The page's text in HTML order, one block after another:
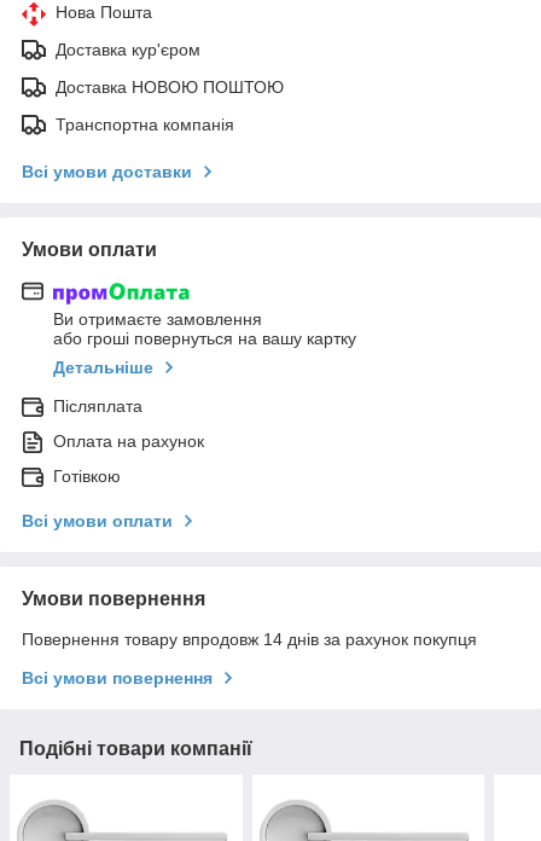
Нова Пошта
Доставка кур'єром
Доставка НОВОЮ ПОШТОЮ
Транспортна компанія
Всі умови доставки
Умови оплати
Ви отримаєте замовлення
або гроші повернуться на вашу картку
Детальніше
Післяплата
Оплата на рахунок
Готівкою
Всі умови оплати
Умови повернення
Повернення товару впродовж 14 днів за рахунок покупця
Всі умови повернення
Подібні товари компанії